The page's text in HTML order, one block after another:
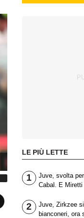
LE PIÙ LETTE
1
Juve, svolta
Cabal. E Miretti
2
Juve, Zirkzee
bianconeri, ora